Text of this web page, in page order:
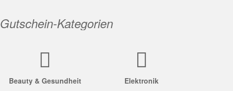
Kategorien
Beauty & Gesundheit Elektronik